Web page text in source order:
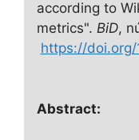
according to
metrics". BiD,
https://doi.org/
Abstract: